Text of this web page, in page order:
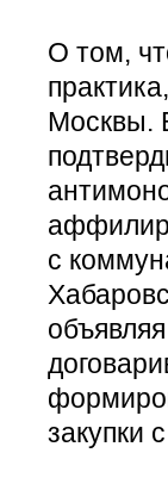
О том,
Москвы.
с
закупки